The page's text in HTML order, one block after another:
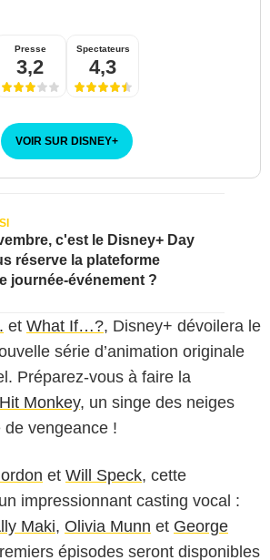
Presse
3,2
Spectateurs
4,3
VOIR SUR DISNEY+
c'est le Disney+ Day
réserve la plateforme
journée-événement ?
et What If…?, Disney+ dévoilera le
série d’animation originale
Préparez-vous à faire la
Hit Monkey, un singe des neiges
vengeance !
et Will Speck, cette
impressionnant casting vocal :
Maki, Olivia Munn et George
épisodes seront disponibles